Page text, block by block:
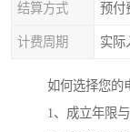
结算方式 预付
计费周期 实际
如何选择您的
1、成立年限